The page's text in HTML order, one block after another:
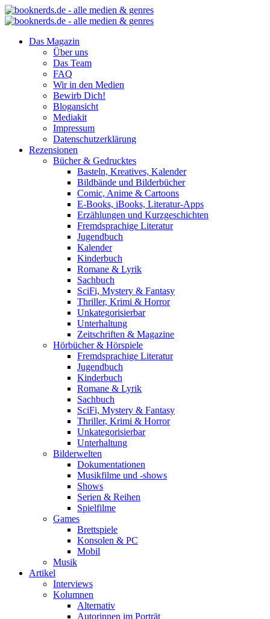
Das Magazin
Über uns
Das Team
FAQ
Wir in den Medien
Bewirb Dich!
Blogansicht
Mediakit
Impressum
Datenschutzerklärung
Rezensionen
Bücher & Gedrucktes
Basteln, Kreatives, Kalender
Bildbände und Bilderbücher
Comic, Anime & Cartoons
E-Books, iBooks, Literatur-Apps
Erzählungen und Kurzgeschichten
Fremdsprachige Literatur
Jugendbuch
Kalender
Kinderbuch
Romane & Lyrik
Sachbuch
SciFi, Mystery & Fantasy
Thriller, Krimi & Horror
Unkategorisierbar
Unterhaltung
Zeitschriften & Magazine
Hörbücher & Hörspiele
Fremdsprachige Literatur
Jugendbuch
Kinderbuch
Romane & Lyrik
Sachbuch
SciFi, Mystery & Fantasy
Thriller, Krimi & Horror
Unkategorisierbar
Unterhaltung
Bilderwelten
Dokumentationen
Musikfilme und -shows
Shows
Serien & Reihen
Spielfilme
Games
Brettspiele
Konsolen & PC
Mobil
Musik
Artikel
Interviews
Kolumnen
Alternativ
Autorinnen im Porträt